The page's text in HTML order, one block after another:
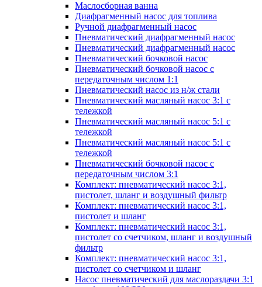
Маслосборная ванна
Диафрагменный насос для топлива
Ручной диафрагменный насос
Пневматический диафрагменный насос
Пневматический диафрагменный насос
Пневматический бочковой насос
Пневматический бочковой насос с
передаточным числом 1:1
Пневматический насос из н/ж стали
Пневматический масляный насос 3:1 с
тележкой
Пневматический масляный насос 5:1 с
тележкой
Пневматический масляный насос 5:1 с
тележкой
Пневматический бочковой насос с
передаточным числом 3:1
Комплект: пневматический насос 3:1,
пистолет, шланг и воздушный фильтр
Комплект: пневматический насос 3:1,
пистолет и шланг
Комплект: пневматический насос 3:1,
пистолет со счетчиком, шланг и воздушный
фильтр
Комплект: пневматический насос 3:1,
пистолет со счетчиком и шланг
Насос пневматический для маслораздачи 3:1